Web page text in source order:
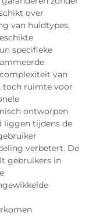
over
van huidtypes,
specifieke
van
toch ruimte voor
ontworpen
liggen tijdens de
verbetert. De
gebruikers in